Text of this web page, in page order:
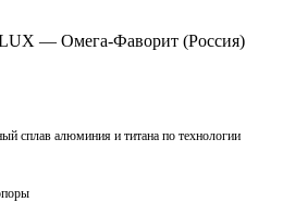
— Омега-Фаворит (Россия)
сплав алюминия и титана по технологии